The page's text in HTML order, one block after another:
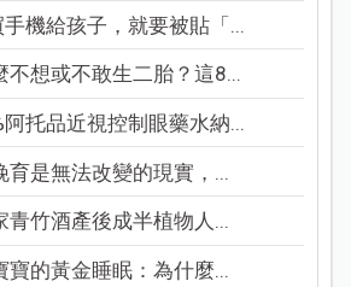
機給孩子，就要被貼「...
不想或不敢生二胎？這8...
阿托品近視控制眼藥水納...
育是無法改變的現實，...
青竹酒產後成半植物人...
寶的黃金睡眠：為什麼...